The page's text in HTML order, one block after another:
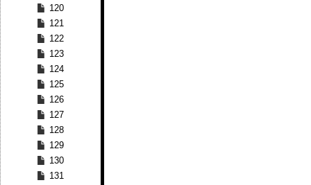
120
121
122
123
124
125
126
127
128
129
130
131